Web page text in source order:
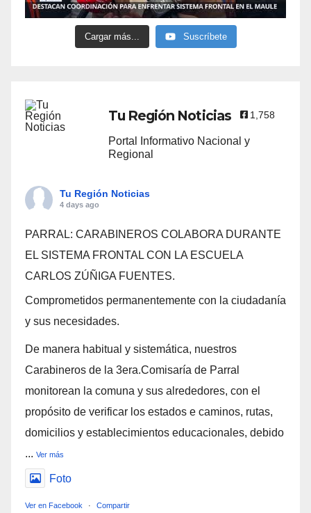
Cargar más... Suscríbete
Tu Región Noticias 1,758
Portal Informativo Nacional y
Regional
Tu Región Noticias
4 days ago
PARRAL: CARABINEROS COLABORA DURANTE
EL SISTEMA FRONTAL CON LA ESCUELA
CARLOS ZÚÑIGA FUENTES.
Comprometidos permanentemente con la ciudadanía
y sus necesidades.
De manera habitual y sistemática, nuestros
Carabineros de la 3era.Comisaría de Parral
monitorean la comuna y sus alrededores, con el
propósito de verificar los estados e caminos, rutas,
domicilios y establecimientos educacionales, debido
... Ver más
Foto
Ver en Facebook · Compartir